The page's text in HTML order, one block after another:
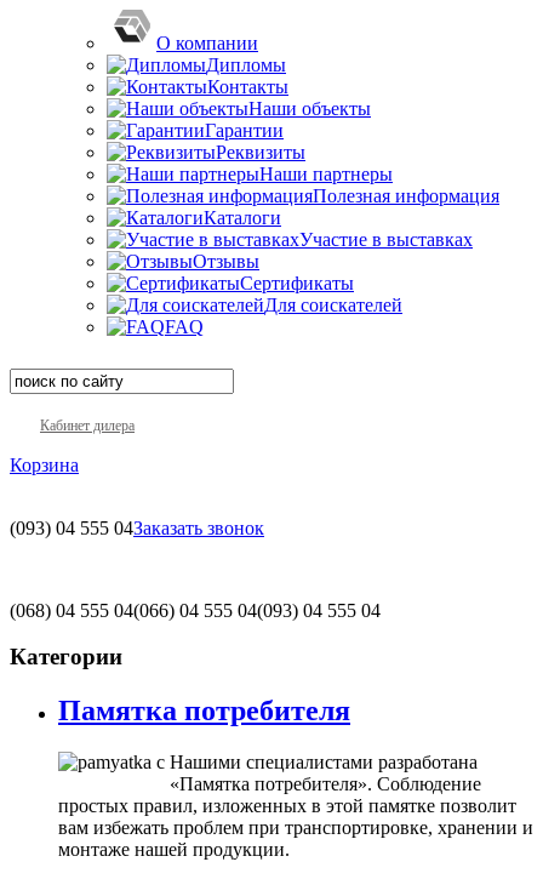
О компании
Дипломы
Контакты
Наши объекты
Гарантии
Реквизиты
Наши партнеры
Полезная информация
Каталоги
Участие в выставках
Отзывы
Сертификаты
Для соискателей
FAQ
Кабинет дилера
Корзина
(093) 04 555 04Заказать звонок
(068) 04 555 04(066) 04 555 04(093) 04 555 04
Категории
Памятка потребителя
Нашими специалистами разработана
«Памятка потребителя». Соблюдение
простых правил, изложенных в этой памятке позволит
вам избежать проблем при транспортировке, хранении и
монтаже нашей продукции.